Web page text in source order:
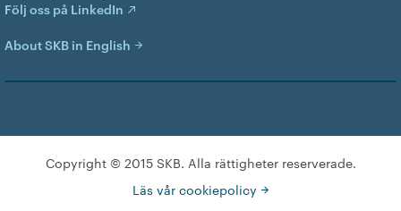
Följ oss på LinkedIn
About SKB in English
Copyright © 2015 SKB. Alla rättigheter reserverade.
Läs vår cookiepolicy